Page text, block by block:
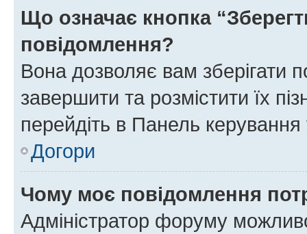
Що означає кнопка
повідомлення?
Вона дозволяє вам зберігати
завершити та розмістити їх
перейдіть в Панель керування
Догори
Чому моє повідомлення
Адміністратор форуму